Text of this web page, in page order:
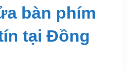
bàn phím
tại Đồng